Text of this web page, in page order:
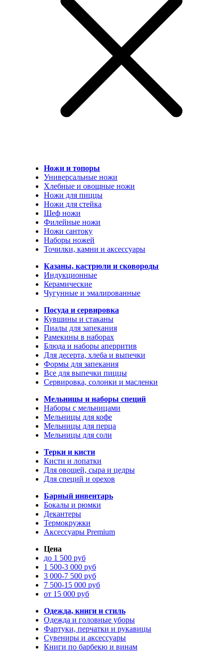
Ножи и топоры
Универсальные ножи
Хлебные и овощные ножи
Ножи для пиццы
Ножи для стейка
Шеф ножи
Филейные ножи
Ножи сантоку
Наборы ножей
Точилки, камни и аксессуары
Казаны, кастрюли и сковороды
Индукционные
Керамические
Чугунные и эмалированные
Посуда и сервировка
Кувшины и стаканы
Пиалы для запекания
Рамекины в наборах
Блюда и наборы аперритив
Для десерта, хлеба и выпечки
Формы для запекания
Все для выпечки пиццы
Сервировка, солонки и масленки
Мельницы и наборы специй
Наборы с мельницами
Мельницы для кофе
Мельницы для перца
Мельницы для соли
Терки и кисти
Кисти и лопатки
Для овощей, сыра и цедры
Для специй и орехов
Барный инвентарь
Бокалы и рюмки
Декантеры
Термокружки
Аксессуары Premium
Цена
до 1 500 руб
1 500-3 000 руб
3 000-7 500 руб
7 500-15 000 руб
от 15 000 руб
Одежда, книги и стиль
Одежда и головные уборы
Фартуки, перчатки и рукавицы
Сувениры и аксессуары
Книги по барбекю и винам